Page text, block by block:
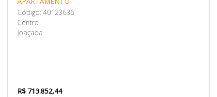
Código: 40123636
Centro
Joaçaba
R$ 713.852,44